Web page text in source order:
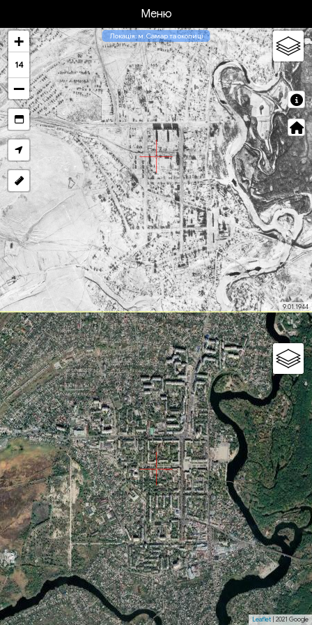
Меню
Локація: м. Самар та околиці
14
9.01.1944
Leaflet | 2021 Google